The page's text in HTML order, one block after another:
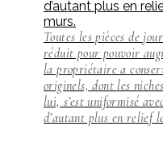
Toutes les pièces de
réduit pour pouvoir
la propriétaire a
originels, dont les
lui, s’est uniformisé
d’autant plus en relief